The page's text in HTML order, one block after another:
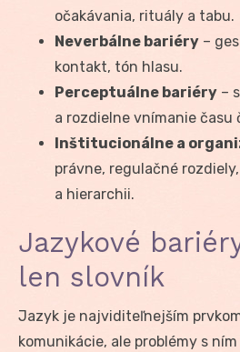
očakávania, rituály a tabu.
Neverbálne bariéry –
kontakt, tón hlasu.
Perceptuálne bariéry –
a rozdielne vnímanie času
Inštitucionálne a
právne, regulačné
a hierarchii.
Jazykové
len slovník
Jazyk je najviditeľnejším
komunikácie, ale problémy s